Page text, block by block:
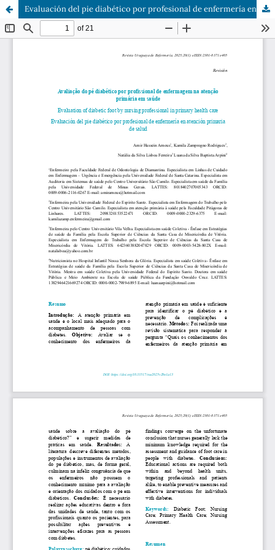
Evaluación del pie diabético por profesional de enfermería en atención primaria de salud